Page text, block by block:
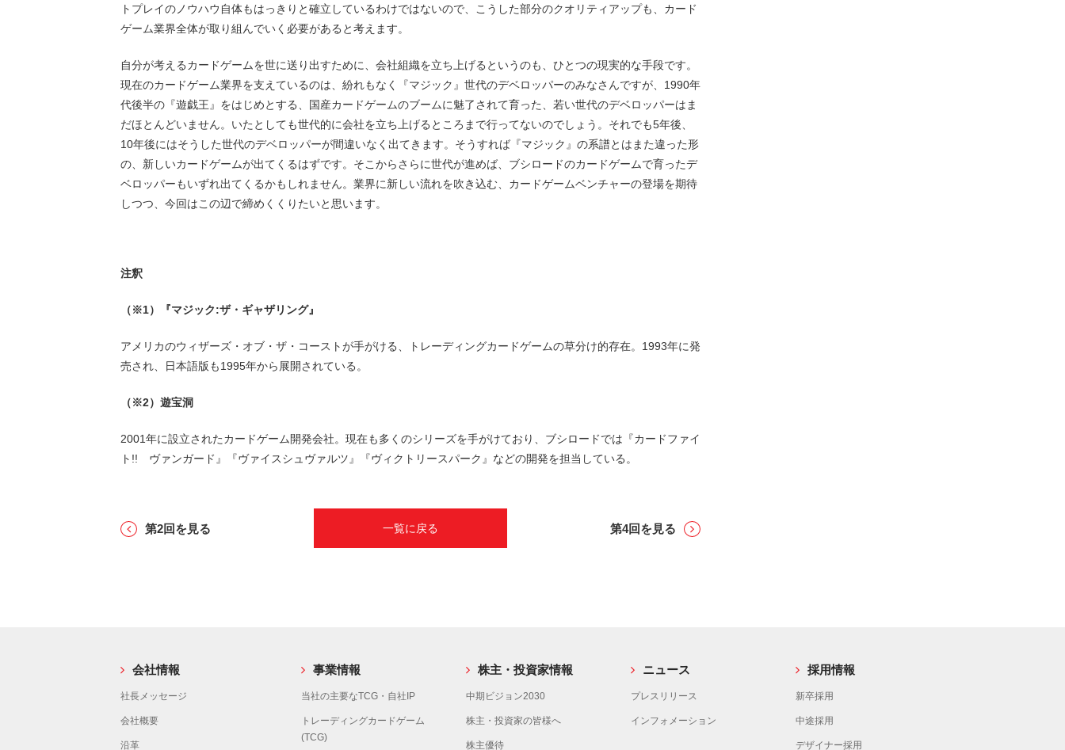
トプレイのノウハウ自体もはっきりと確立しているわけではないので、こうした部分のクオリティアップも、カード
ゲーム業界全体が取り組んでいく必要があると考えます。
自分が考えるカードゲームを世に送り出すために、会社組織を立ち上げるというのも、ひとつの現実的な手段です。
現在のカードゲーム業界を支えているのは、紛れもなく『マジック』世代のデベロッパーのみなさんですが、1990年
代後半の『遊戯王』をはじめとする、国産カードゲームのブームに魅了されて育った、若い世代のデベロッパーはま
だほとんどいません。いたとしても世代的に会社を立ち上げるところまで行ってないのでしょう。それでも5年後、
10年後にはそうした世代のデベロッパーが間違いなく出てきます。そうすれば『マジック』の系譜とはまた違った形
の、新しいカードゲームが出てくるはずです。そこからさらに世代が進めば、ブシロードのカードゲームで育ったデ
ベロッパーもいずれ出てくるかもしれません。業界に新しい流れを吹き込む、カードゲームベンチャーの登場を期待
しつつ、今回はこの辺で締めくくりたいと思います。
注釈
（※1）『マジック:ザ・ギャザリング』
アメリカのウィザーズ・オブ・ザ・コーストが手がける、トレーディングカードゲームの草分け的存在。1993年に発
売され、日本語版も1995年から展開されている。
（※2）遊宝洞
2001年に設立されたカードゲーム開発会社。現在も多くのシリーズを手がけており、ブシロードでは『カードファイ
ト!! ヴァンガード』『ヴァイスシュヴァルツ』『ヴィクトリースパーク』などの開発を担当している。
第2回を見る 一覧に戻る 第4回を見る
会社情報
社長メッセージ
会社概要
沿革
事業情報
当社の主要なTCG・自社IP
トレーディングカードゲーム
(TCG)
株主・投資家情報
中期ビジョン2030
株主・投資家の皆様へ
株主優待
ニュース
プレスリリース
インフォメーション
採用情報
新卒採用
中途採用
デザイナー採用